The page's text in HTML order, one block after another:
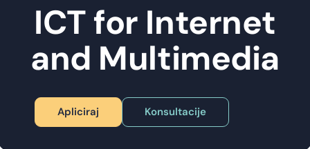
ICT for Internet
and Multimedia
Apliciraj Konsultacije